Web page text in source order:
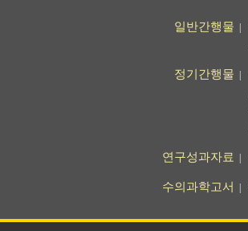
일반간행물
정기간행물
연구성과자료
수의과학고서